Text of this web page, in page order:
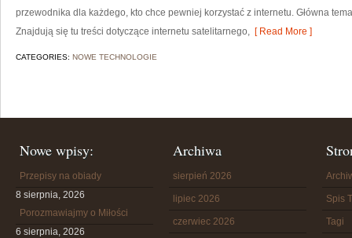
przewodnika dla każdego, kto chce pewniej korzystać z internetu. Główna
Znajdują się tu treści dotyczące internetu satelitarnego, [ Read More ]
CATEGORIES: NOWE TECHNOLOGIE
Nowe wpisy:
Przepisy na obiady
8 sierpnia, 2026
Porozmawiajmy o Miłości
6 sierpnia, 2026
Archiwa
sierpień 2026
lipiec 2026
czerwiec 2026
Spis
Tagi